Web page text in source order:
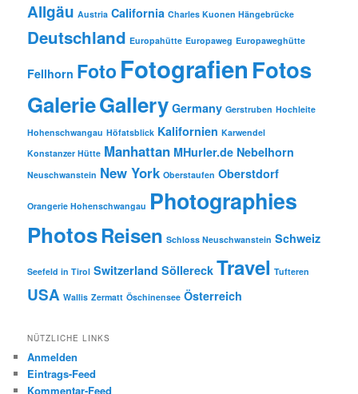
Allgäu Austria California Charles Kuonen Hängebrücke
Deutschland Europahütte Europaweg Europaweghütte
Fellhorn Foto Fotografien Fotos
GalerieGallery Germany Gerstruben Hochleite
Hohenschwangau Höfatsblick Kalifornien Karwendel
Konstanzer Hütte Manhattan MHurler.de Nebelhorn
Neuschwanstein New York Oberstaufen Oberstdorf
Orangerie Hohenschwangau Photographies
PhotosReisen Schloss Neuschwanstein Schweiz
Seefeld in Tirol Switzerland Söllereck Travel Tufteren
USA Wallis Zermatt Öschinensee Österreich
NÜTZLICHE LINKS
Anmelden
Eintrags-Feed
Kommentar-Feed